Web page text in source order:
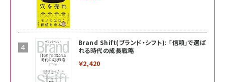
Brand Shift(ブランド・シフト): 「信頼」で選ば
れる時代の成長戦略
￥2,420